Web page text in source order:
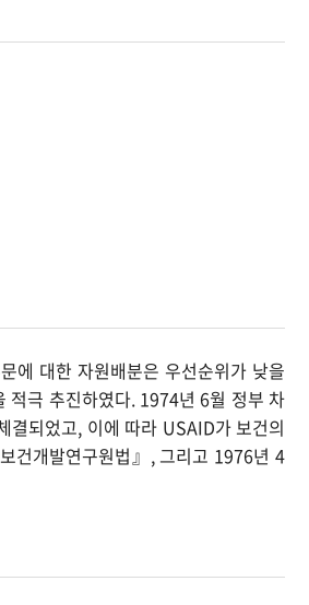
에 대한 자원배분은 우선순위가 낮을
적극 추진하였다. 1974년 6월 정부 차
되었고, 이에 따라 USAID가 보건의
건개발연구원법』, 그리고 1976년 4